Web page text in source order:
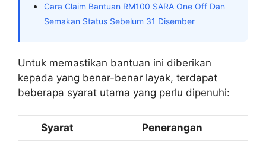
Cara Claim Bantuan RM100 SARA One Off Dan
Semakan Status Sebelum 31 Disember
Untuk memastikan bantuan ini diberikan
kepada yang benar-benar layak, terdapat
beberapa syarat utama yang perlu dipenuhi:
Syarat Penerangan